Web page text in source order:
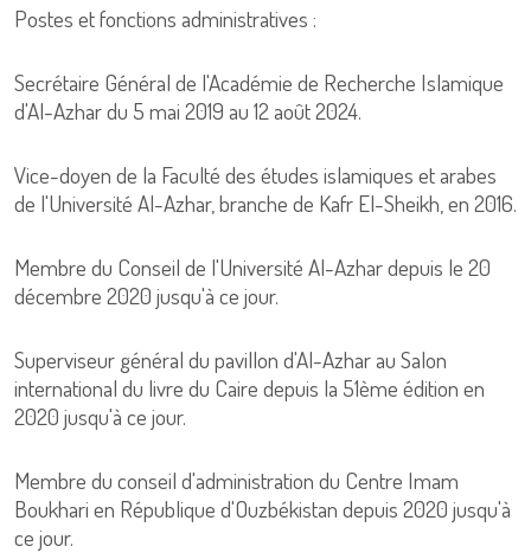
Postes et fonctions administratives :
Secrétaire Général de l'Académie de Recherche Islamique
d'Al-Azhar du 5 mai 2019 au 12 août 2024.
Vice-doyen de la Faculté des études islamiques et arabes
de l'Université Al-Azhar, branche de Kafr El-Sheikh, en 2016.
Membre du Conseil de l'Université Al-Azhar depuis le 20
décembre 2020 jusqu'à ce jour.
Superviseur général du pavillon d'Al-Azhar au Salon
international du livre du Caire depuis la 51ème édition en
2020 jusqu'à ce jour.
Membre du conseil d'administration du Centre Imam
Boukhari en République d'Ouzbékistan depuis 2020 jusqu'à
ce jour.